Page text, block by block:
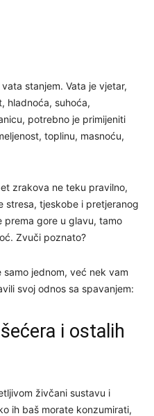
stanjem. Vata je vjetar,
hladnoća, suhoća,
potrebno je primijeniti
toplinu, masnoću,
zrakova ne teku pravilno,
stresa, tjeskobe i pretjeranog
prema gore u glavu, tamo
Zvuči poznato?
jednom, već nek vam
svoj odnos sa spavanjem:
i ostalih
živčani sustavu i
ih baš morate konzumirati,